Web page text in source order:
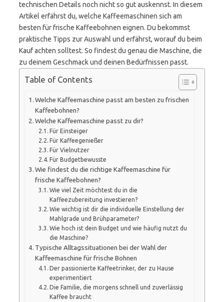
technischen Details noch nicht so gut auskennst. In diesem
Artikel erfährst du, welche Kaffeemaschinen sich am
besten für frische Kaffeebohnen eignen. Du bekommst
praktische Tipps zur Auswahl und erfährst, worauf du beim
Kauf achten solltest. So findest du genau die Maschine, die
zu deinem Geschmack und deinen Bedürfnissen passt.
Table of Contents
Welche Kaffeemaschine passt am besten zu frischen
Kaffeebohnen?
Welche Kaffeemaschine passt zu dir?
Für Einsteiger
Für Kaffeegenießer
Für Vielnutzer
Für Budgetbewusste
Wie findest du die richtige Kaffeemaschine für
frische Kaffeebohnen?
Wie viel Zeit möchtest du in die
Kaffeezubereitung investieren?
Wie wichtig ist dir die individuelle Einstellung der
Mahlgrade und Brühparameter?
Wie hoch ist dein Budget und wie häufig nutzt du
die Maschine?
Typische Alltagssituationen bei der Wahl der
Kaffeemaschine für frische Bohnen
Der passionierte Kaffeetrinker, der zu Hause
experimentiert
Die Familie, die morgens schnell und zuverlässig
Kaffee braucht